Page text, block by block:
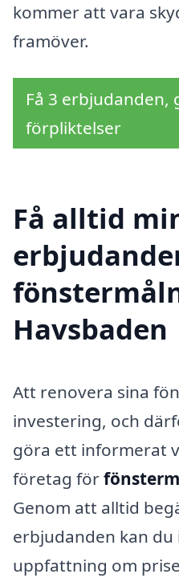
kommer att vara
framöver.
Få 3 erbjudanden,
förpliktelser
Få alltid
Havsbaden
Att renovera sina
investering, och
göra ett informerat
företag för
Genom att alltid
erbjudanden kan du
uppfattning om